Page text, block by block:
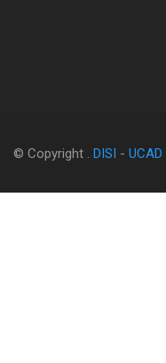
© Copyright . DISI - UCAD